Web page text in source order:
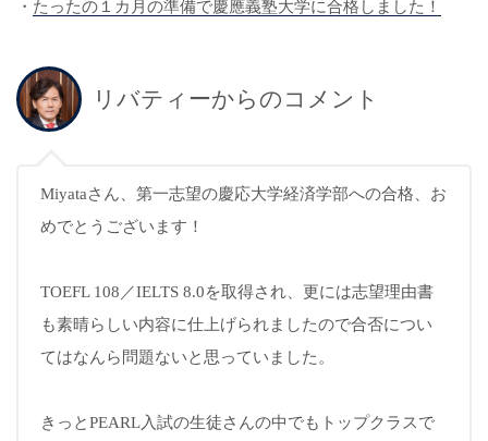
・ たったの１カ月の準備で慶應義塾大学に合格しました！
リバティーからのコメント
Miyataさん、第一志望の慶応大学経済学部への合格、お
めでとうございます！
TOEFL 108／IELTS 8.0を取得され、更には志望理由書
も素晴らしい内容に仕上げられましたので合否につい
てはなんら問題ないと思っていました。
きっとPEARL入試の生徒さんの中でもトップクラスで